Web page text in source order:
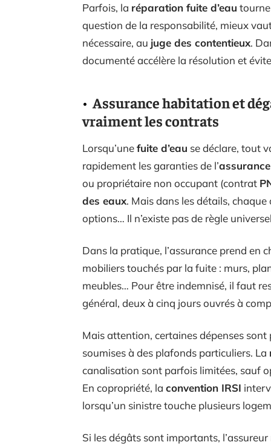
Parfois, la réparation fuite d’eau tourne
question de la responsabilité, mieux
nécessaire, au juge des contentieux.
documenté accélère la résolution et
Assurance habitation et
vraiment les contrats
Lorsqu’unefuite d’eau se déclare, tout
rapidement les garanties de l’
ou propriétaire non occupant (contrat
des eaux. Mais dans les détails,
options… Il n’existe pas de règle
Dans la pratique, l’assurance prend en
mobiliers touchés par la fuite : murs,
meubles… Pour être indemnisé, il faut
général, deux à cinq jours ouvrés à
Mais attention, certaines dépenses
soumises à des plafonds particuliers. La
canalisation sont parfois limitées, sauf
En copropriété, la convention IRSI
lorsqu’un sinistre touche plusieurs
Si les dégâts sont importants,